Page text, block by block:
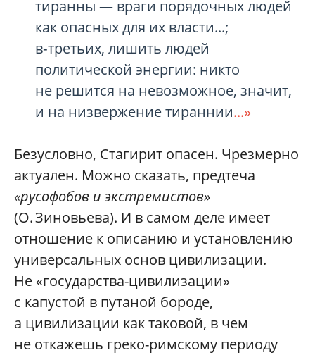
тиранны — враги порядочных людей
как опасных для их власти...;
в‑третьих, лишить людей
политической энергии: никто
не решится на невозможное, значит,
и на низвержение тираннии...»
Безусловно, Стагирит опасен. Чрезмерно
актуален. Можно сказать, предтеча
«русофобов и экстремистов»
(О. Зиновьева). И в самом деле имеет
отношение к описанию и установлению
универсальных основ цивилизации.
Не «государства-цивилизации»
с капустой в путаной бороде,
а цивилизации как таковой, в чем
не откажешь греко-римскому периоду